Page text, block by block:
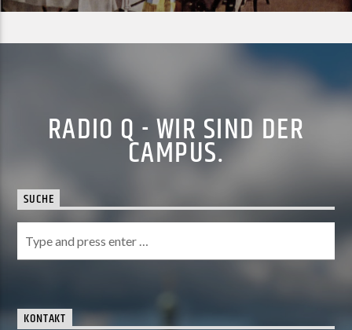
RADIO Q - WIR SIND DER
CAMPUS.
SUCHE
KONTAKT